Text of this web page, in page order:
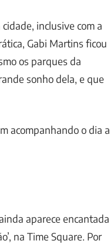
inclusive com a
Gabi Martins ficou
os parques da
sonho dela, e que
acompanhando o dia a
aparece encantada
na Time Square. Por